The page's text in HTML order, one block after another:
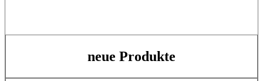
neue Produkte